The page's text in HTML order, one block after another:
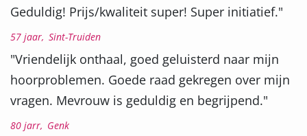
Geduldig! Prijs/kwaliteit super! Super initiatief."
57 jaar, Sint-Truiden
"Vriendelijk onthaal, goed geluisterd naar mijn
hoorproblemen. Goede raad gekregen over mijn
vragen. Mevrouw is geduldig en begrijpend."
80 jarr, Genk